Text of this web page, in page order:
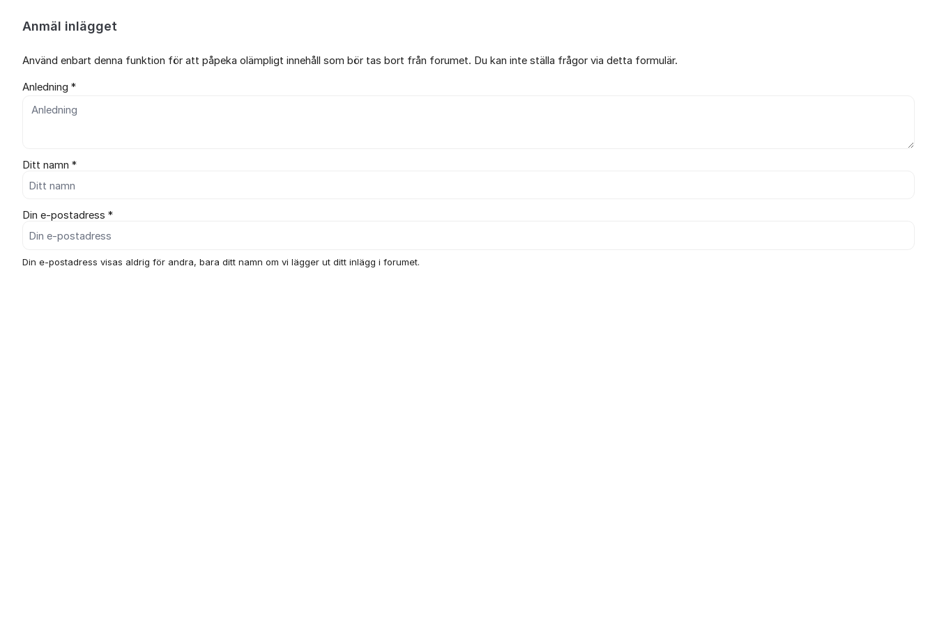
Anmäl inlägget
Använd enbart denna funktion för att påpeka olämpligt innehåll som bör tas bort från forumet. Du kan inte ställa frågor via detta formulär.
Anledning *
Ditt namn *
Din e-postadress *
Din e-postadress visas aldrig för andra, bara ditt namn om vi lägger ut ditt inlägg i forumet.